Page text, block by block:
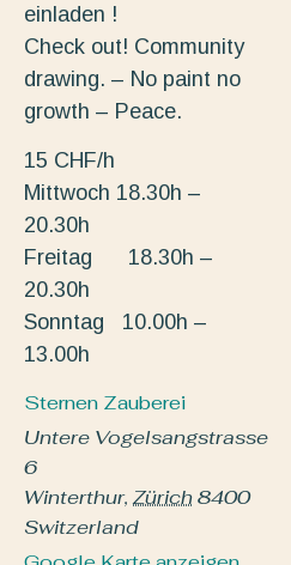
einladen !
Check out! Community
drawing. – No paint no
growth – Peace.
15 CHF/h
Mittwoch 18.30h –
20.30h
Freitag 18.30h –
20.30h
Sonntag 10.00h –
13.00h
Sternen Zauberei
Untere Vogelsangstrasse
6
Winterthur, Zürich8400
Switzerland